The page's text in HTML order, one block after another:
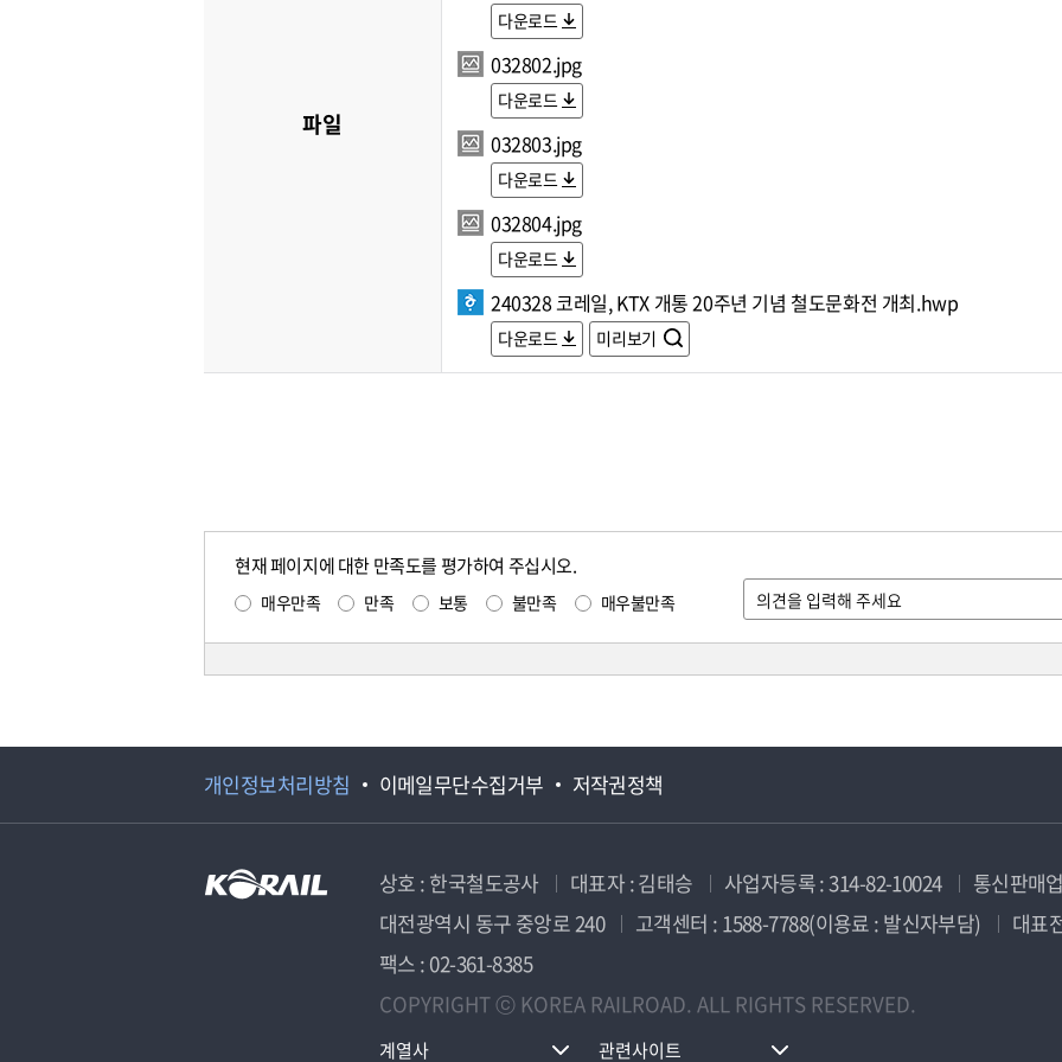
파일
다운로드
032802.jpg
다운로드
032803.jpg
다운로드
032804.jpg
다운로드
240328 코레일, KTX 개통 20주년 기념 철도문화전 개최.hwp
다운로드 미리보기
현재 페이지에 대한 만족도를 평가하여 주십시오.
매우만족 만족 보통 불만족 매우불만족
개인정보처리방침 이메일무단수집거부 저작권정책
상호 : 한국철도공사 대표자 : 김태승 사업자등록 : 314-82-10024
통신판매
대전광역시 동구 중앙로 240
고객센터 : 1588-7788(이용료 : 발신자부담)
대표
팩스 : 02-361-8385
COPYRIGHT ⓒ KOREA RAILROAD. ALL RIGHTS RESERVED.
계열사 관련사이트